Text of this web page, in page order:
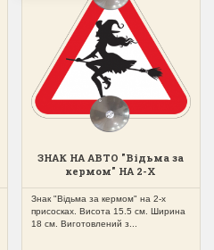
ЗНАК НА АВТО "Відьма за
кермом" НА 2-Х
ПРИСОСКАХ ЗЙОМНИЙ
Знак "Відьма за кермом" на 2-х
присосках. Висота 15.5 см. Ширина
18 см. Виготовлений з...